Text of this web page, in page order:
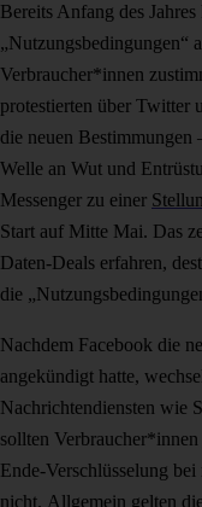
Bereits Anfang des
„Nutzungsbedingungen“
Verbraucher*innen
protestierten über Twitter
die neuen
Welle an Wut und
Messenger zu einer
Start auf Mitte Mai. Das
Daten-Deals erfahren,
die
Nachdem Facebook die
angekündigt hatte,
Nachrichtendiensten wie
sollten
Ende-Verschlüsselung
nicht. Allgemein gelten